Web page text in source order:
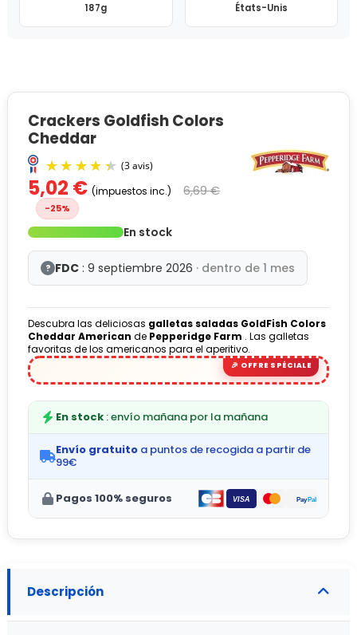
187g États-Unis
Crackers Goldfish Colors
Cheddar
5,02 € (impuestos inc.) 6,69 €
-25%
En stock
? FDC : 9 septiembre 2026 · dentro de 1 mes
Descubra las deliciosas galletas saladas GoldFish Colors
Cheddar American de Pepperidge Farm . Las galletas
favoritas de los americanos para el aperitivo.
En stock : envío mañana por la mañana
Envío gratuito a puntos de recogida a partir de
99€
Pagos 100% seguros
Descripción